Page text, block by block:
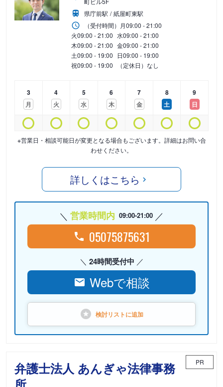
県庁前駅
紙屋町東駅
（受付時間） 月09:00 - 21:00
火09:00 - 21:00 水09:00 - 21:00
木09:00 - 21:00 金09:00 - 21:00
土09:00 - 19:00 日09:00 - 19:00
祝09:00 - 19:00 （定休日）なし
3
月
4
火
5
水
6
木
7
金
8
土
9
日
※営業日・相談可能日が変更となる場合もございます。詳細はお問い合
わせください。
詳しくはこちら
営業時間内 09:00-21:00
05075875631
24時間受付中
Webで相談
検討リストに追加
弁護士法人 あんぎゃ法律事務
PR